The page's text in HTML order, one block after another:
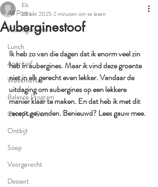
All Posts
Hoofdgerecht
Lunch
Aperitief
Weekmenu
Balance Program
Cent Pur Cent
Ontbijt
Soep
Voorgerecht
Dessert
Auberginestoof
Els
23 okt 2025 2 minuten om te lezen
Ik heb zo van die dagen dat ik enorm veel zin
heb in aubergines. Maar ik vind deze groente
niet in elk gerecht even lekker. Vandaar de
uitdaging om aubergines op een lekkere
manier klaar te maken. En dat heb ik met dit
recept gevonden. Benieuwd? Lees gauw mee.